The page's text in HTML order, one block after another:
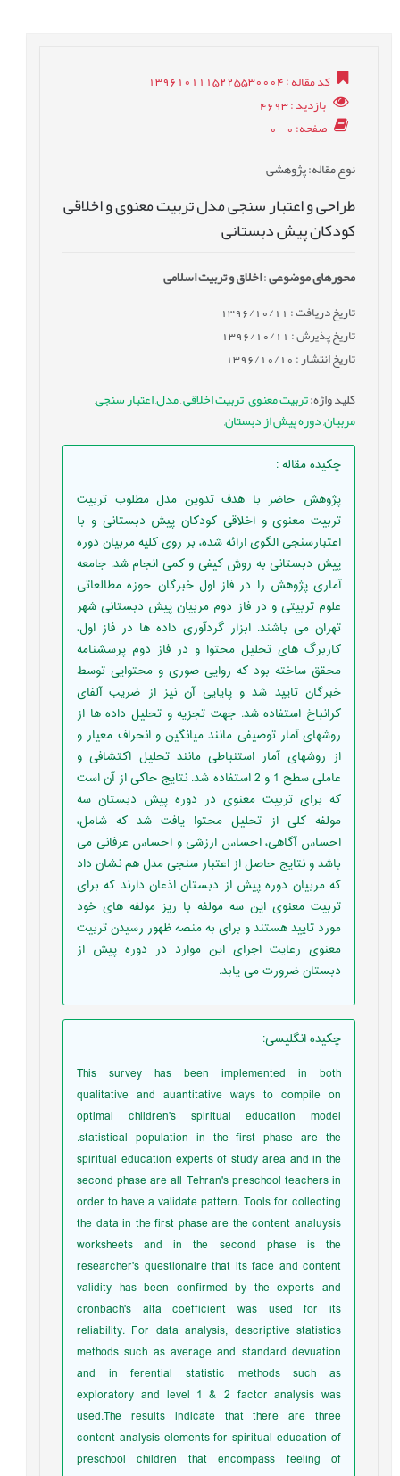
کد مقاله: 1396101115225530004
بازدید: 4693
صفحه: 0 - 0
نوع مقاله: پژوهشی
طراحی و اعتبار سنجی مدل تربیت معنوی و اخلاقی
کودکان پیش دبستانی
محورهای موضوعی:اخلاق و تربیت اسلامی
تاریخ دریافت : 1396/10/11
تاریخ پذیرش : 1396/10/11
تاریخ انتشار : 1396/10/10
کلید واژه:تربیت معنوی,تربیت اخلاقی,مدل,اعتبار سنجی,
مربیان,دوره پیش از دبستان,
چکیده مقاله:
پژوهش حاضر با هدف تدوین مدل مطلوب تربیت
تربیت معنوی و اخلاقی کودکان پیش دبستانی و با
اعتبارسنجی الگوی ارائه شده، بر روی کلیه مربیان دوره
پیش دبستانی به روش کیفی و کمی انجام شد. جامعه
آماری پژوهش را در فاز اول خبرگان حوزه مطالعاتی
علوم تربیتی و در فاز دوم مربیان پیش دبستانی شهر
تهران می باشند. ابزار گردآوری داده ها در فاز اول،
کاربرگ های تحلیل محتوا و در فاز دوم پرسشنامه
محقق ساخته بود که روایی صوری و محتوایی توسط
خبرگان تایید شد و پایایی آن نیز از ضریب آلفای
کرانباخ استفاده شد. جهت تجزیه و تحلیل داده ها از
روشهای آمار توصیفی مانند میانگین و انحراف معیار و
از روشهای آمار استنباطی مانند تحلیل اکتشافی و
عاملی سطح 1 و 2 استفاده شد. نتایج حاکی از آن است
که برای تربیت معنوی در دوره پیش دبستان سه
مولفه کلی از تحلیل محتوا یافت شد که شامل،
احساس آگاهی، احساس ارزشی و احساس عرفانی می
باشد و نتایج حاصل از اعتبار سنجی مدل هم نشان داد
که مربیان دوره پیش از دبستان اذعان دارند که برای
تربیت معنوی این سه مولفه با ریز مولفه های خود
مورد تایید هستند و برای به منصه ظهور رسیدن تربیت
معنوی رعایت اجرای این موارد در دوره پیش از
دبستان ضرورت می یابد.
چکیده انگلیسی:
This survey has been implemented in both
qualitative and auantitative ways to compile on
optimal children's spiritual education model
.statistical population in the first phase are the
spiritual education experts of study area and in the
second phase are all Tehran's preschool teachers in
order to have a validate pattern. Tools for collecting
the data in the first phase are the content analuysis
worksheets and in the second phase is the
researcher's questionaire that its face and content
validity has been confirmed by the experts and
cronbach's alfa coefficient was used for its
reliability. For data analysis, descriptive statistics
methods such as average and standard devuation
and in ferential statistic methods such as
exploratory and level 1 & 2 factor analysis was
used.The results indicate that there are three
content analysis elements for spiritual education of
preschool children that encompass feeling of